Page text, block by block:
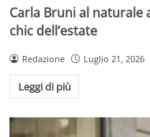
Carla Bruni al naturale
chic dell’estate
Redazione Luglio 21, 2026
Leggi di più